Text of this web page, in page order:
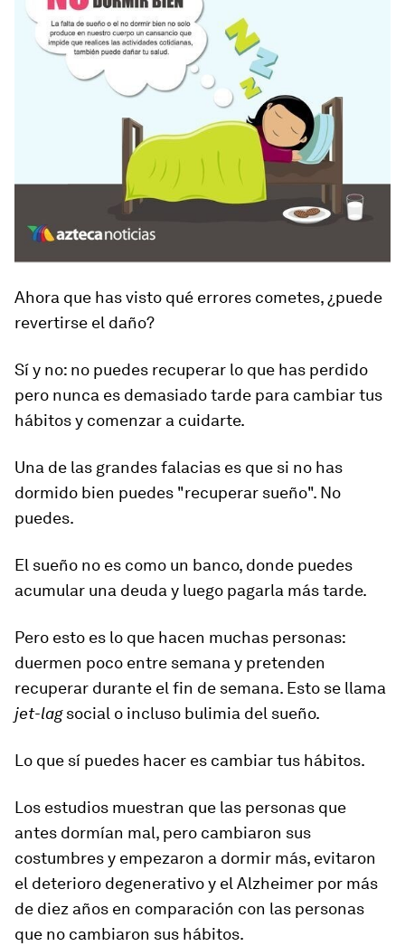
Ahora que has visto qué errores cometes, ¿puede
revertirse el daño?
Sí y no: no puedes recuperar lo que has perdido
pero nunca es demasiado tarde para cambiar tus
hábitos y comenzar a cuidarte.
Una de las grandes falacias es que si no has
dormido bien puedes "recuperar sueño". No
puedes.
El sueño no es como un banco, donde puedes
acumular una deuda y luego pagarla más tarde.
Pero esto es lo que hacen muchas personas:
duermen poco entre semana y pretenden
recuperar durante el fin de semana. Esto se llama
jet-lagsocial o incluso bulimia del sueño.
Lo que sí puedes hacer es cambiar tus hábitos.
Los estudios muestran que las personas que
antes dormían mal, pero cambiaron sus
costumbres y empezaron a dormir más, evitaron
el deterioro degenerativo y el Alzheimer por más
de diez años en comparación con las personas
que no cambiaron sus hábitos.